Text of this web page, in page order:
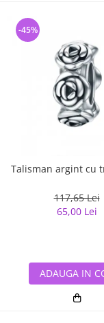
Talisman argint cu
117,65 Lei
65,00 Lei
-45%
ADAUGA IN